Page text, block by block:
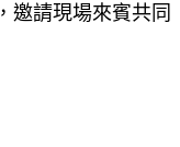
邀請現場來賓共同